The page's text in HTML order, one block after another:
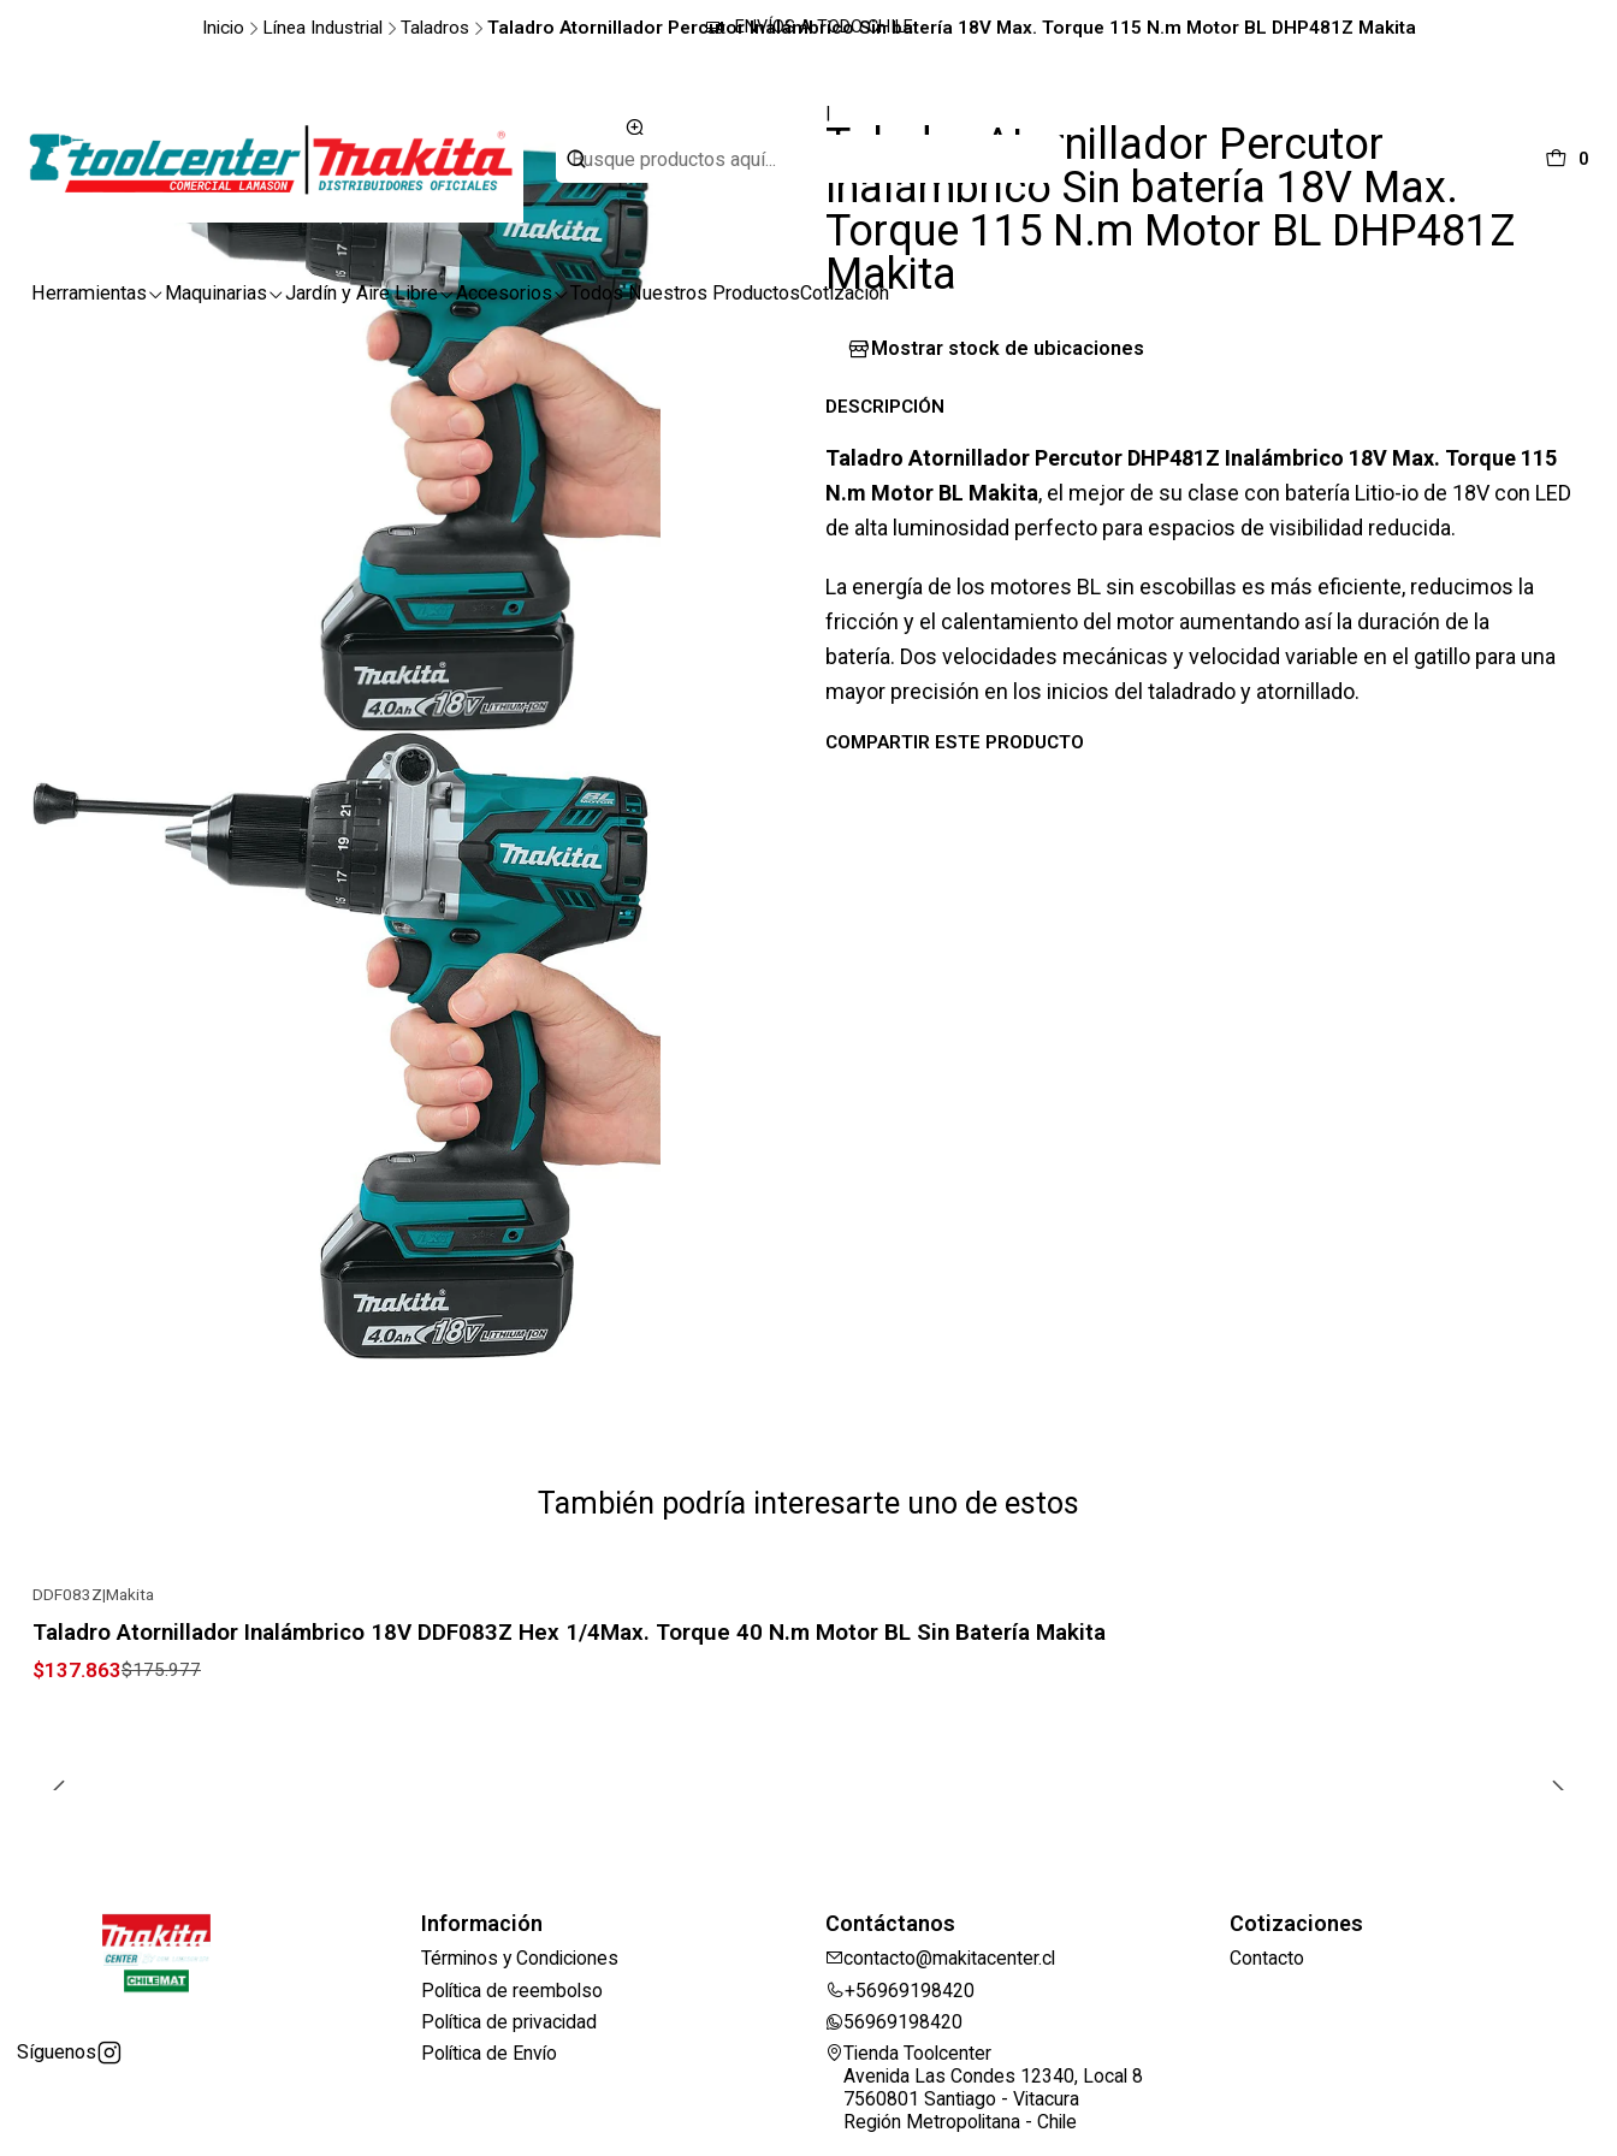
0
Herramientas Maquinarias Jardín y Aire Libre Accesorios Todos Nuestros ProductosCotización
ENVÍOS A TODO CHILE
Inicio Línea Industrial Taladros Taladro Atornillador Percutor Inalámbrico Sin batería 18V Max. Torque 115 N.m Motor BL DHP481Z Makita
|
Taladro Atornillador Percutor
Inalámbrico Sin batería 18V Max.
Torque 115 N.m Motor BL DHP481Z
Makita
Mostrar stock de ubicaciones
DESCRIPCIÓN
Taladro Atornillador Percutor DHP481Z Inalámbrico 18V Max. Torque 115
N.m Motor BL Makita, el mejor de su clase con batería Litio-io de 18V con LED
de alta luminosidad perfecto para espacios de visibilidad reducida.
La energía de los motores BL sin escobillas es más eficiente, reducimos la
fricción y el calentamiento del motor aumentando así la duración de la
batería. Dos velocidades mecánicas y velocidad variable en el gatillo para una
mayor precisión en los inicios del taladrado y atornillado.
COMPARTIR ESTE PRODUCTO
También podría interesarte uno de estos
DDF083Z|Makita
Taladro Atornillador Inalámbrico 18V DDF083Z Hex 1/4Max. Torque 40 N.m Motor BL Sin Batería Makita
$137.863$175.977
Síguenos
Información
Términos y Condiciones
Política de reembolso
Política de privacidad
Política de Envío
Contáctanos
contacto@makitacenter.cl
+56969198420
56969198420
Tienda Toolcenter
Avenida Las Condes 12340, Local 8
7560801 Santiago - Vitacura
Región Metropolitana - Chile
Cotizaciones
Contacto